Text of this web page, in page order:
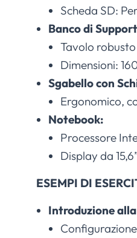
Scheda SD:
Banco di
Tavolo
Dimensioni:
Sgabello con
Ergonomico,
Notebook:
Processore
Display da
ESEMPI DI
Introduzione